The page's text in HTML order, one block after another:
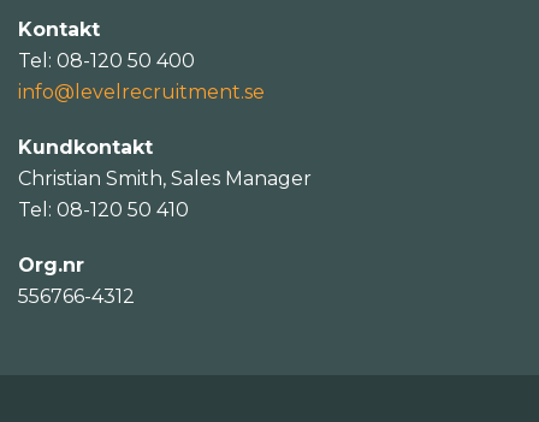
Kontakt
Tel: 08-120 50 400
info@levelrecruitment.se
Kundkontakt
Christian Smith, Sales Manager
Tel: 08-120 50 410
Org.nr
556766-4312